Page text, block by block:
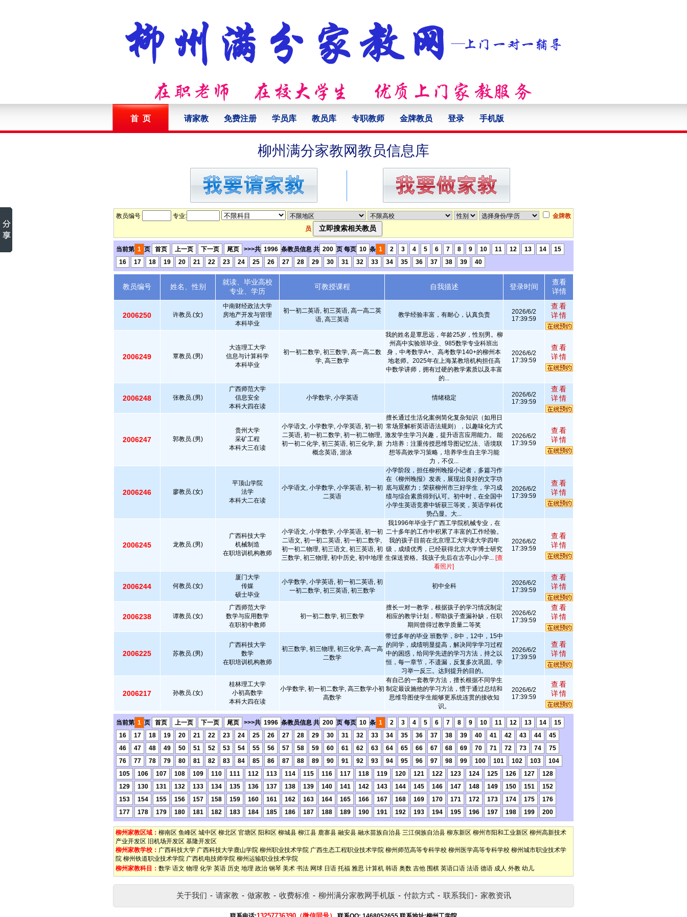
首 页 请家教 免费注册 学员库 教员库 专职教师 金牌教员 登录 手机版
柳州满分家教网教员信息库
教员编号 专业:
金牌教
员
当前第 1 页 首页 上一页 下一页 尾页 >>>共 1996 条教员信息 共 200 页 每页 10 条 1 2 3 4 5 6 7 8 9 10 11 12 13 14
15
16
17 18 19 20 21 22 23 24 25 26 27 28 29 30 31 32 33 34 35 36 37 38 39 40
教员编号 姓名、性别
就读、毕业高校
专业、学历
可教授课程 自我描述 登录时间
查看
详情
2006250 许教员.(女)
中南财经政法大学
房地产开发与管理
本科毕业
初一初二英语, 初三英语, 高一高二英
语, 高三英语
教学经验丰富，有耐心，认真负责
2026/6/2
17:39:59
查看
详情
2006249 覃教员.(男)
大连理工大学
信息与计算科学
本科毕业
初一初二数学, 初三数学, 高一高二数
学, 高三数学
我的姓名是覃思远，年龄25岁，性别男。柳
州高中实验班毕业、985数学专业科班出
身，中考数学A+、高考数学140+的柳州本
地老师。2025年在上海某教培机构担任高
中数学讲师，拥有过硬的教学素质以及丰富
的...
2026/6/2
17:39:59
查看
详情
2006248 张教员.(男)
广西师范大学
信息安全
本科大四在读
小学数学, 小学英语 情绪稳定
2026/6/2
17:39:59
查看
详情
2006247 郭教员.(男)
贵州大学
采矿工程
本科大三在读
小学语文, 小学数学, 小学英语, 初一初
二英语, 初一初二数学, 初一初二物理,
初一初二化学, 初三英语, 初三化学, 新
概念英语, 游泳
擅长通过生活化案例简化复杂知识（如用日
常场景解析英语语法规则），以趣味化方式
激发学生学习兴趣，提升语言应用能力。 能
力培养：注重传授思维导图记忆法、语境联
想等高效学习策略，培养学生自主学习能
力，不仅...
2026/6/2
17:39:59
查看
详情
2006246 廖教员.(女)
平顶山学院
法学
本科大二在读
小学语文, 小学数学, 小学英语, 初一初
二英语
小学阶段，担任柳州晚报小记者，多篇习作
在《柳州晚报》发表，展现出良好的文字功
底与观察力；荣获柳州市三好学生，学习成
绩与综合素质得到认可。初中时，在全国中
小学生英语竞赛中斩获三等奖，英语学科优
势凸显。大...
2026/6/2
17:39:59
查看
详情
2006245 龙教员.(男)
广西科技大学
机械制造
在职培训机构教师
小学语文, 小学数学, 小学英语, 初一初
二语文, 初一初二英语, 初一初二数学,
初一初二物理, 初三语文, 初三英语, 初
三数学, 初三物理, 初中历史, 初中地理
我1996年毕业于广西工学院机械专业，在
二十多年的工作中积累了丰富的工作经验。
我的孩子目前在北京理工大学读大学四年
级，成绩优秀，已经获得北京大学博士研究
生保送资格。我孩子先后在古亭山小学... [查
看照片]
2026/6/2
17:39:59
查看
详情
2006244 何教员.(女)
厦门大学
传媒
硕士毕业
小学数学, 小学英语, 初一初二英语, 初
一初二数学, 初三英语, 初三数学
初中全科
2026/6/2
17:39:59
查看
详情
2006238 谭教员.(女)
广西师范大学
数学与应用数学
在职初中教师
初一初二数学, 初三数学
擅长一对一教学，根据孩子的学习情况制定
相应的教学计划，帮助孩子查漏补缺，任职
期间曾得过教学质量二等奖
2026/6/2
17:39:59
查看
详情
2006225 苏教员.(男)
广西科技大学
数学
在职培训机构教师
初三数学, 初三物理, 初三化学, 高一高
二数学
带过多年的毕业 班数学，8中，12中，15中
的同学，成绩明显提高，解决同学学习过程
中的困惑，给同学先进的学习方法，持之以
恒，每一章节，不遗漏，反复多次巩固。学
习举一反三。达到提升的目的。
2026/6/2
17:39:59
查看
详情
2006217 孙教员.(女)
桂林理工大学
小初高数学
本科大四在读
小学数学, 初一初二数学, 高三数学小初
高数学
有自己的一套教学方法，擅长根据不同学生
制定最设施他的学习方法，惯于通过总结和
思维导图使学生能够更系统连贯的接收知
识。
2026/6/2
17:39:59
查看
详情
当前第 1 页 首页 上一页 下一页 尾页 >>>共 1996 条教员信息 共 200 页 每页 10 条 1 2 3 4 5 6 7 8 9 10 11 12 13 14
15
16
17 18 19 20 21 22 23 24 25 26 27 28 29 30 31 32 33 34 35 36 37 38 39 40 41 42 43 44
45
46
47 48 49 50 51 52 53 54 55 56 57 58 59 60 61 62 63 64 65 66 67 68 69 70 71 72 73 74
75
76
77 78 79 80 81 82 83 84 85 86 87 88 89 90 91 92 93 94 95 96 97 98 99 100 101 102 103
104
105
106 107 108 109 110 111 112 113 114 115 116 117 118 119 120 121 122 123 124 125 126 127
128
129
130 131 132 133 134 135 136 137 138 139 140 141 142 143 144 145 146 147 148 149 150 151
152
153
154 155 156 157 158 159 160 161 162 163 164 165 166 167 168 169 170 171 172 173 174 175
176
177
178 179 180 181 182 183 184 185 186 187 188 189 190 191 192 193 194 195 196 197 198 199 200
柳州家教区域： 柳南区 鱼峰区 城中区 柳北区 官塘区 阳和区 柳城县 柳江县 鹿寨县 融安县 融水苗族自治县 三江侗族自治县 柳东新区 柳州市阳和工业新区 柳州高新技术
产业开发区
旧机场开发区 基隆开发区
柳州家教学校： 广西科技大学 广西科技大学鹿山学院 柳州职业技术学院 广西生态工程职业技术学院 柳州师范高等专科学校 柳州医学高等专科学校 柳州城市职业技术学
院 柳州铁道职业技术学院 广西机电技师学院 柳州运输职业技术学院
柳州家教科目： 数学 语文 物理 化学 英语 历史 地理 政治 钢琴 美术 书法 网球 日语 托福 雅思 计算机 韩语 奥数 吉他 围棋 英语口语 法语 德语 成人 外教 幼儿
关于我们 - 请家教 - 做家教 - 收费标准 - 柳州满分家教网手机版 - 付款方式 - 联系我们- 家教资讯